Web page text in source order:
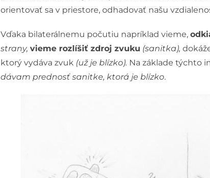
orientovať sa v priestore, odhadovať našu
Vďaka bilaterálnemu počutiu napríklad vieme,
strany, vieme rozlíšiť zdroj zvuku (sanitka),
ktorý vydáva zvuk (už je blízko). Na základe týchto
dávam prednosť sanitke, ktorá je blízko.